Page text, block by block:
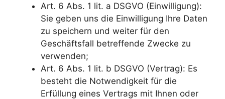
Art. 6 Abs. 1 lit. a DSGVO (Einwilligung):
Sie geben uns die Einwilligung Ihre Daten
zu speichern und weiter für den
Geschäftsfall betreffende Zwecke zu
verwenden;
Art. 6 Abs. 1 lit. b DSGVO (Vertrag): Es
besteht die Notwendigkeit für die
Erfüllung eines Vertrags mit Ihnen oder